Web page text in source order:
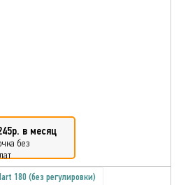
в месяц
без
180 (без регулировки)